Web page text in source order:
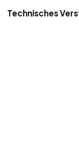
Technisches